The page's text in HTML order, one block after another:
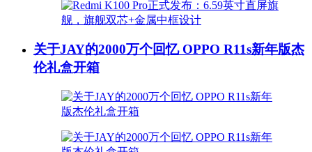
关于JAY的2000万个回忆 OPPO R11s新年版杰
伦礼盒开箱